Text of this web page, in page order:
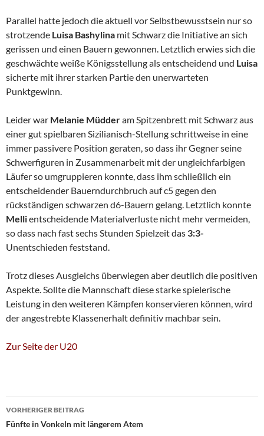
Parallel hatte jedoch die aktuell vor Selbstbewusstsein nur so
strotzende Luisa Bashylina mit Schwarz die Initiative an sich
gerissen und einen Bauern gewonnen. Letztlich erwies sich die
geschwächte weiße Königsstellung als entscheidend und Luisa
sicherte mit ihrer starken Partie den unerwarteten
Punktgewinn.
Leider war Melanie Müdderam Spitzenbrett mit Schwarz aus
einer gut spielbaren Sizilianisch-Stellung schrittweise in eine
immer passivere Position geraten, so dass ihr Gegner seine
Schwerfiguren in Zusammenarbeit mit der ungleichfarbigen
Läufer so umgruppieren konnte, dass ihm schließlich ein
entscheidender Bauerndurchbruch auf c5 gegen den
rückständigen schwarzen d6-Bauern gelang. Letztlich konnte
Mellientscheidende Materialverluste nicht mehr vermeiden,
so dass nach fast sechs Stunden Spielzeit das 3:3-
Unentschieden feststand.
Trotz dieses Ausgleichs überwiegen aber deutlich die positiven
Aspekte. Sollte die Mannschaft diese starke spielerische
Leistung in den weiteren Kämpfen konservieren können, wird
der angestrebte Klassenerhalt definitiv machbar sein.
Zur Seite der U20
Beitragsnavigation
VORHERIGER BEITRAG
Fünfte in Vonkeln mit längerem Atem